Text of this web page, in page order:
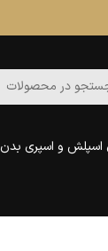
در محصولات
اسپلش و اسپری بدن